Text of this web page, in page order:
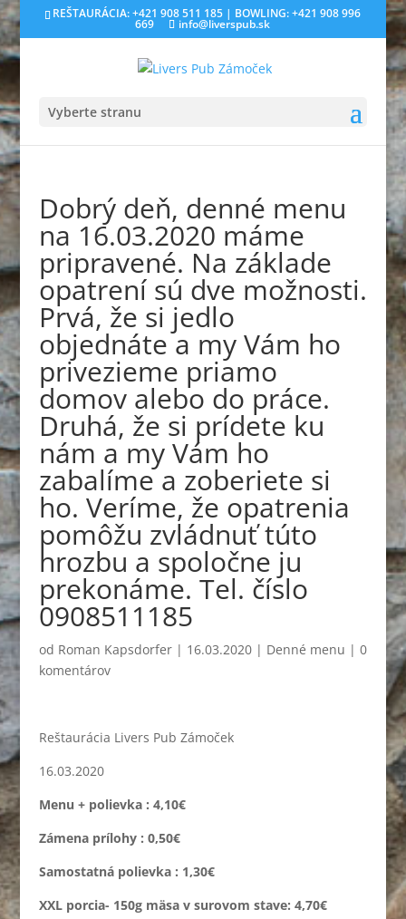
REŠTAURÁCIA: +421 908 511 185 | BOWLING: +421 908 996
669 info@liverspub.sk
Vyberte stranu
Dobrý deň, denné menu
na 16.03.2020 máme
pripravené. Na základe
opatrení sú dve možnosti.
Prvá, že si jedlo
objednáte a my Vám ho
privezieme priamo
domov alebo do práce.
Druhá, že si prídete ku
nám a my Vám ho
zabalíme a zoberiete si
ho. Veríme, že opatrenia
pomôžu zvládnuť túto
hrozbu a spoločne ju
prekonáme. Tel. číslo
0908511185
od Roman Kapsdorfer| 16.03.2020| Denné menu | 0
komentárov
Reštaurácia Livers Pub Zámoček
16.03.2020
Menu + polievka : 4,10€
Zámena prílohy : 0,50€
Samostatná polievka : 1,30€
XXL porcia- 150g mäsa v surovom stave: 4,70€